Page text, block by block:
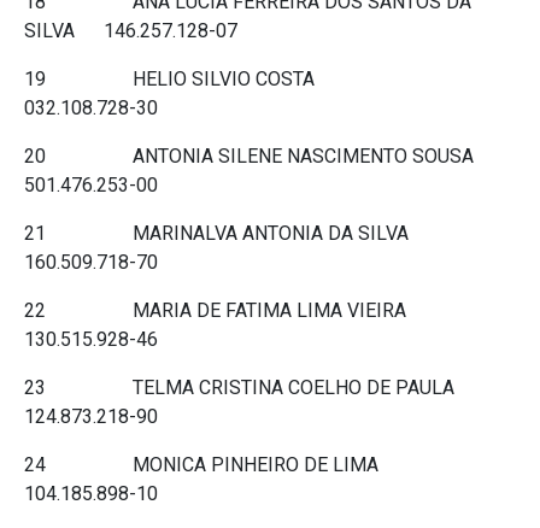
SILVA 146.257.128-07
19 HELIO SILVIO COSTA
032.108.728-30
20 ANTONIA SILENE NASCIMENTO SOUSA
501.476.253-00
21 MARINALVA ANTONIA DA SILVA
160.509.718-70
22 MARIA DE FATIMA LIMA VIEIRA
130.515.928-46
23 TELMA CRISTINA COELHO DE PAULA
124.873.218-90
24 MONICA PINHEIRO DE LIMA
104.185.898-10